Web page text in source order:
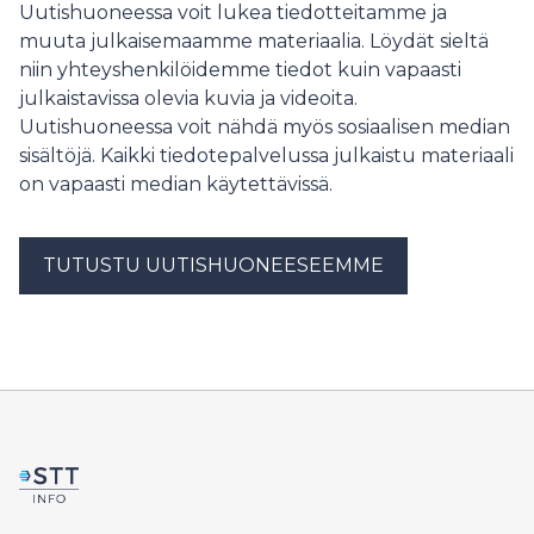
kaupunkiympäristölautakunnan jäsen Amanda
Pasanen. Metsäalueiden reunoille toteutetaan jo
aiemmin päätettyä, uudelleenarvioinnin ulkopuolelle
jätettyä asuntorakentamista, eikä Vihreiden mielestä
yhtään enempää metsää tuhoavaa rakentamista voida
tähän metsä
Helsingin kaupunginvaltuusto käsittelee tänään
kokouksessaan asumisen ja maankäytön ohjelman
seurantaraporttia.
Uutishuoneessa voit lukea tiedotteitamme ja
muuta julkaisemaamme materiaalia. Löydät sieltä
niin yhteyshenkilöidemme tiedot kuin vapaasti
julkaistavissa olevia kuvia ja videoita.
Uutishuoneessa voit nähdä myös sosiaalisen median
sisältöjä. Kaikki tiedotepalvelussa julkaistu materiaali
on vapaasti median käytettävissä.
TUTUSTU UUTISHUONEESEEMME